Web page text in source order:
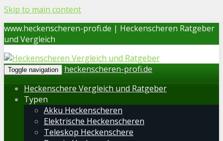
Skip to main content
www.heckenscheren-profi.de | Heckenscheren Ratgeber
und Vergleich
Toggle navigation
heckenscheren-profi.de
Heckenschere Vergleich und Ratgeber
Typen
Akku Heckenscheren
Elektrische Heckenscheren
Teleskop Heckenschere